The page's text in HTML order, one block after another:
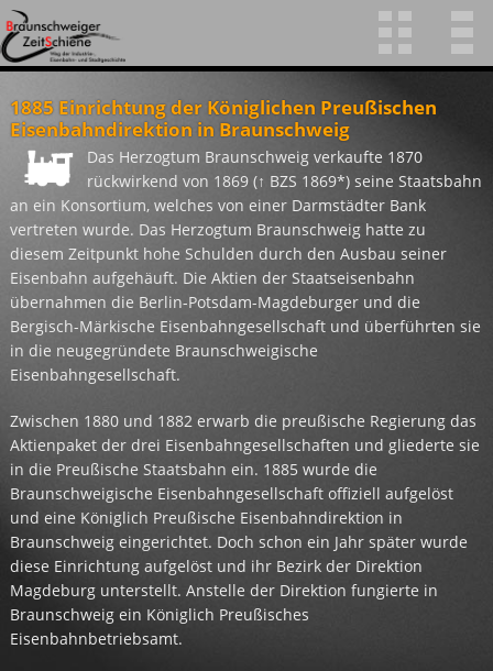
Das Freiluftmuseum am westlichen Ringgleis. Projektidee,
aktuelle Ereignisse und Termine
Das Projekt und seine Umsetzung.
Begeben Sie sich mit uns auf eine Reise durch die Zeit in
Braunschweig von 1838 bis heute.
Fotogalerie: Relikte entlang des Zeitschiene-Gleises
Themenkarten
1885 Einrichtung der Königlichen Preußischen
Eisenbahndirektion in Braunschweig
Das Herzogtum Braunschweig verkaufte 1870
rückwirkend von 1869 (↑ BZS 1869*) seine Staatsbahn
an ein Konsortium, welches von einer Darmstädter Bank
vertreten wurde. Das Herzogtum Braunschweig hatte zu
diesem Zeitpunkt hohe Schulden durch den Ausbau seiner
Eisenbahn aufgehäuft. Die Aktien der Staatseisenbahn
übernahmen die Berlin-Potsdam-Magdeburger und die
Bergisch-Märkische Eisenbahngesellschaft und überführten sie
in die neugegründete Braunschweigische
Eisenbahngesellschaft.
Zwischen 1880 und 1882 erwarb die preußische Regierung das
Aktienpaket der drei Eisenbahngesellschaften und gliederte sie
in die Preußische Staatsbahn ein. 1885 wurde die
Braunschweigische Eisenbahngesellschaft offiziell aufgelöst
und eine Königlich Preußische Eisenbahndirektion in
Braunschweig eingerichtet. Doch schon ein Jahr später wurde
diese Einrichtung aufgelöst und ihr Bezirk der Direktion
Magdeburg unterstellt. Anstelle der Direktion fungierte in
Braunschweig ein Königlich Preußisches
Eisenbahnbetriebsamt.